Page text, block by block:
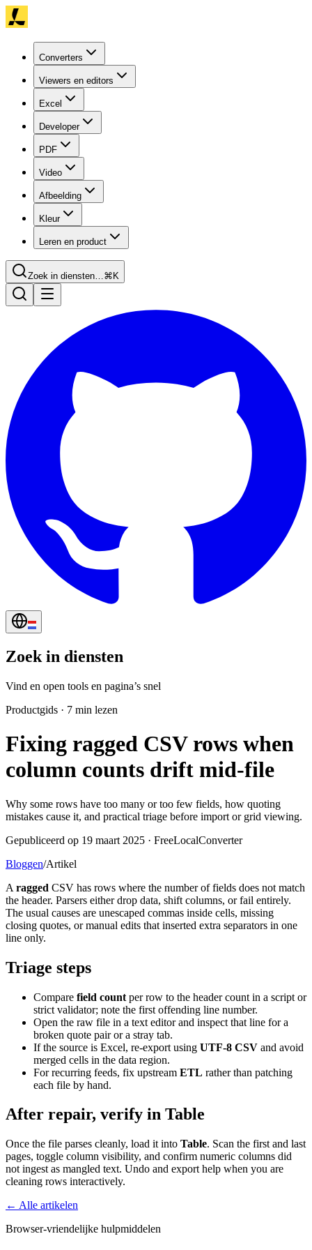
Converters
Viewers en editors
Excel
Developer
PDF
Video
Afbeelding
Kleur
Leren en product
Zoek in diensten…⌘K
Zoek in diensten
Vind en open tools en pagina’s snel
Productgids · 7 min lezen
Fixing ragged CSV rows when
column counts drift mid-file
Why some rows have too many or too few fields, how quoting
mistakes cause it, and practical triage before import or grid viewing.
Gepubliceerd op 19 maart 2025 · FreeLocalConverter
Bloggen/Artikel
A ragged CSV has rows where the number of fields does not match
the header. Parsers either drop data, shift columns, or fail entirely.
The usual causes are unescaped commas inside cells, missing
closing quotes, or manual edits that inserted extra separators in one
line only.
Triage steps
Compare field count per row to the header count in a script or
strict validator; note the first offending line number.
Open the raw file in a text editor and inspect that line for a
broken quote pair or a stray tab.
If the source is Excel, re-export using UTF-8 CSV and avoid
merged cells in the data region.
For recurring feeds, fix upstream ETL rather than patching
each file by hand.
After repair, verify in Table
Once the file parses cleanly, load it into Table. Scan the first and last
pages, toggle column visibility, and confirm numeric columns did
not ingest as mangled text. Undo and export help when you are
cleaning rows interactively.
← Alle artikelen
Browser-vriendelijke hulpmiddelen